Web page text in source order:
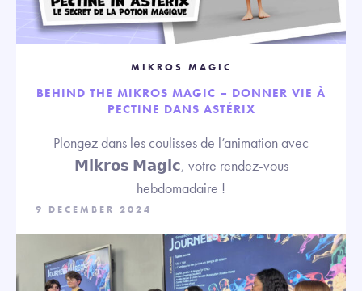
MIKROS MAGIC
BEHIND THE MIKROS MAGIC – DONNER VIE À
PECTINE DANS ASTÉRIX
Plongez dans les coulisses de l’animation avec
𝗠𝗶𝗸𝗿𝗼𝘀 𝗠𝗮𝗴𝗶𝗰, votre rendez-vous
hebdomadaire !
9 DECEMBER 2024